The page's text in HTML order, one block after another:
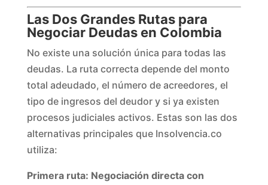
Las Dos Grandes Rutas para
Negociar Deudas en Colombia
No existe una solución única para todas las
deudas. La ruta correcta depende del monto
total adeudado, el número de acreedores, el
tipo de ingresos del deudor y si ya existen
procesos judiciales activos. Estas son las dos
alternativas principales que Insolvencia.co
utiliza:
Primera ruta: Negociación directa con